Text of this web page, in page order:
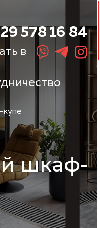
578 16 84
в
купе
шкаф-